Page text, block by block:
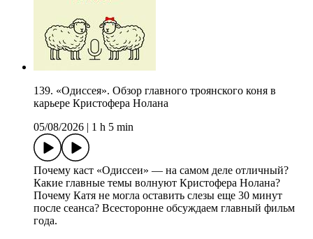
139. «Одиссея». Обзор главного троянского коня в
карьере Кристофера Нолана
05/08/2026
1 h 5 min
Почему каст «Одиссеи» — на самом деле отличный?
Какие главные темы волнуют Кристофера Нолана?
Почему Катя не могла оставить слезы еще 30 минут
после сеанса? Всесторонне обсуждаем главный фильм
года.